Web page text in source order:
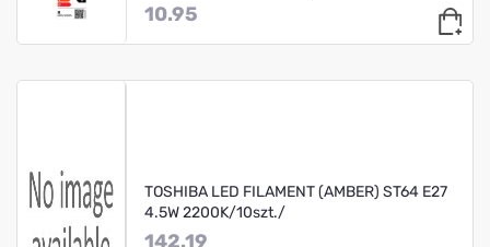
10.95
TOSHIBA LED FILAMENT (AMBER) ST64 E27
4.5W 2200K/10szt./
142.19